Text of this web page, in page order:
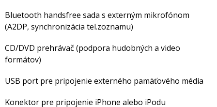
Bluetooth handsfree sada s externým mikrofónom
(A2DP, synchronizácia tel.zoznamu)
CD/DVD prehrávač (podpora hudobných a video
formátov)
USB port pre pripojenie externého pamäťového média
Konektor pre pripojenie iPhone alebo iPodu